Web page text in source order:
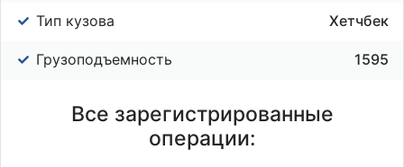
Тип кузова Хетчбек
Грузоподъемность 1595
Все зарегистрированные
операции: